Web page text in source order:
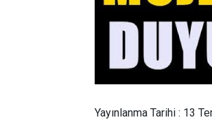
Yayınlanma Tarihi : 13